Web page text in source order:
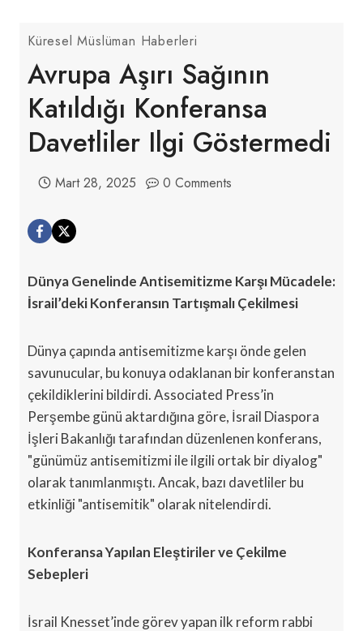
Küresel Müslüman Haberleri
Avrupa Aşırı Sağının
Katıldığı Konferansa
Davetliler Ilgi Göstermedi
Mart 28, 2025 0 Comments
Dünya Genelinde Antisemitizme Karşı Mücadele:
İsrail’deki Konferansın Tartışmalı Çekilmesi
Dünya çapında antisemitizme karşı önde gelen
savunucular, bu konuya odaklanan bir konferanstan
çekildiklerini bildirdi. Associated Press’in
Perşembe günü aktardığına göre, İsrail Diaspora
İşleri Bakanlığı tarafından düzenlenen konferans,
"günümüz antisemitizmi ile ilgili ortak bir diyalog"
olarak tanımlanmıştı. Ancak, bazı davetliler bu
etkinliği "antisemitik" olarak nitelendirdi.
Konferansa Yapılan Eleştiriler ve Çekilme
Sebepleri
İsrail Knesset’inde görev yapan ilk reform rabbi